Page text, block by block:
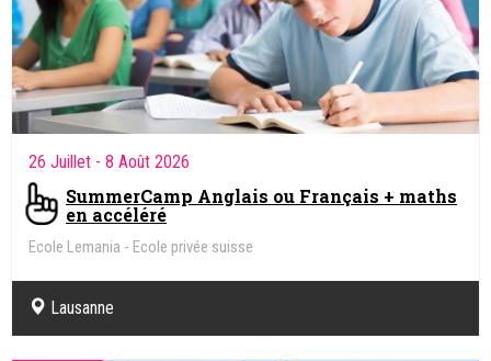
26 Juillet - 8 Août 2026
SummerCamp Anglais ou Français + maths
en accéléré
Ecole Lemania - Ecole privée suisse
Lausanne